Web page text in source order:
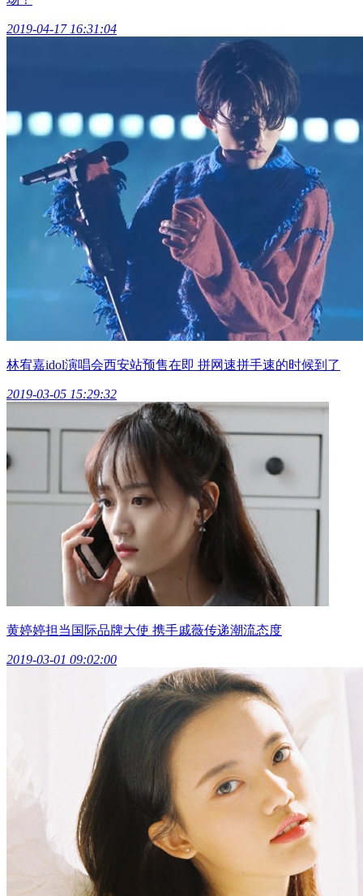
2019-04-17 16:31:04
林宥嘉idol演唱会西安站预售在即 拼网速拼手速的时候到了
2019-03-05 15:29:32
黄婷婷担当国际品牌大使 携手戚薇传递潮流态度
2019-03-01 09:02:00